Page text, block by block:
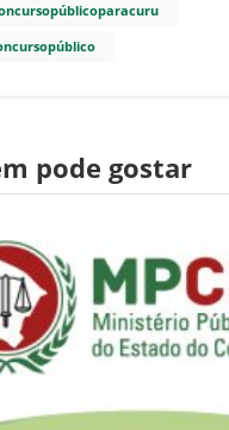
pode gostar